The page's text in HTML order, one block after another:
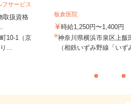
サービス
扱資格
10-1（京
...
板倉医院
時給1,250円〜1,400円
神奈川県横浜市泉区上飯
（相鉄いずみ野線「いず